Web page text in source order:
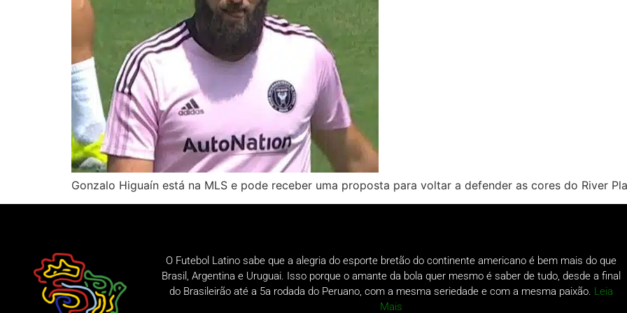
Gonzalo Higuaín está na MLS e pode receber uma proposta para voltar a defender as cores do River
O Futebol Latino sabe que a alegria do esporte bretão do continente americano é bem mais do que
Brasil, Argentina e Uruguai. Isso porque o amante da bola quer mesmo é saber de tudo, desde a final
do Brasileirão até a 5a rodada do Peruano, com a mesma seriedade e com a mesma paixão. Leia
Mais